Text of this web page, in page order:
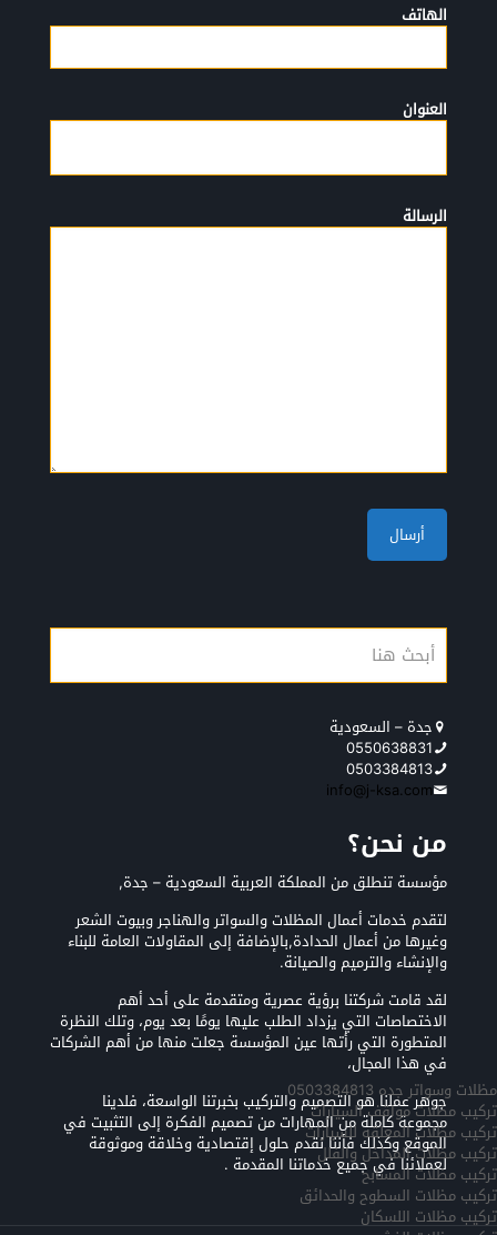
الهاتف
العنوان
الرسالة
جدة – السعودية
0550638831
0503384813
info@j-ksa.com
من نحن؟
مؤسسة تنطلق من المملكة العربية السعودية – جدة,
لتقدم خدمات أعمال المظلات والسواتر والهناجر وبيوت الشعر
وغيرها من أعمال الحدادة,بالإضافة إلى المقاولات العامة للبناء
والإنشاء والترميم والصيانة.
لقد قامت شركتنا برؤية عصرية ومتقدمة على أحد أهم
الاختصاصات التي يزداد الطلب عليها يومًا بعد يوم، وتلك النظرة
المتطورة التي رأتها عين المؤسسة جعلت منها من أهم الشركات
في هذا المجال،
جوهر عملنا هو التصميم والتركيب بخبرتنا الواسعة، فلدينا
مجموعة كاملة من المهارات من تصميم الفكرة إلى التثبيت في
الموقع وكذلك فأننا نقدم حلول إقتصادية وخلاقة وموثوقة
لعملائنا في جميع خدماتنا المقدمة .
مظلات وسواتر جده 0503384813
تركيب مظلات مواقف السيارات
تركيب مظلات المعلقه للسيارات
تركيب مظلات المداخل والفلل
تركيب مظلات المسابح
تركيب مظلات السطوح والحدائق
تركيب مظلات اللسكان